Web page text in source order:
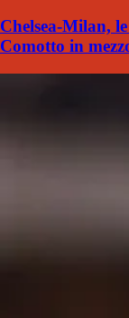
Chelsea-Milan,
Comotto in